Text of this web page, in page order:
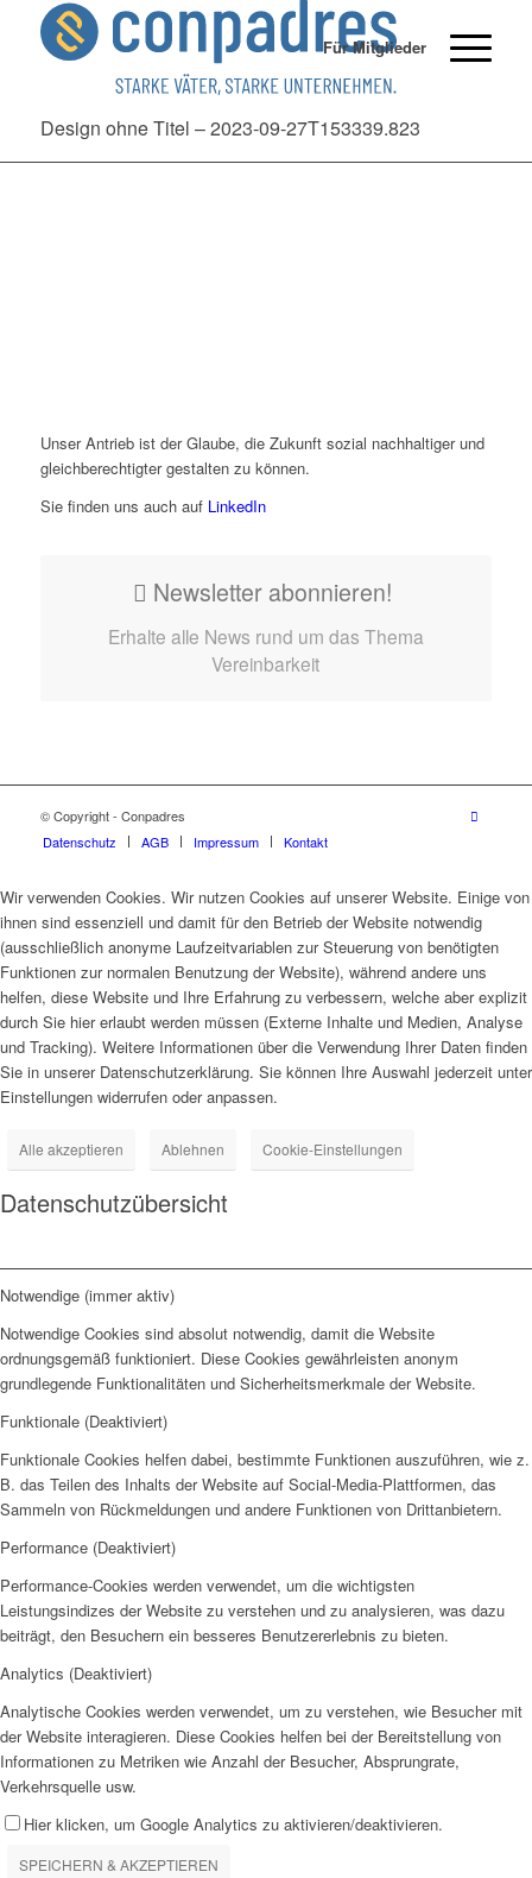
Für Mitglieder
Design ohne Titel – 2023-09-27T153339.823
Unser Antrieb ist der Glaube, die Zukunft sozial nachhaltiger und
gleichberechtigter gestalten zu können.
Sie finden uns auch aufLinkedIn
Newsletter abonnieren!
Erhalte alle News rund um das Thema
Vereinbarkeit
© Copyright - Conpadres
Datenschutz
AGB Impressum Kontakt
Wir verwenden Cookies. Wir nutzen Cookies auf unserer Website. Einige von
ihnen sind essenziell und damit für den Betrieb der Website notwendig
(ausschließlich anonyme Laufzeitvariablen zur Steuerung von benötigten
Funktionen zur normalen Benutzung der Website), während andere uns
helfen, diese Website und Ihre Erfahrung zu verbessern, welche aber explizit
durch Sie hier erlaubt werden müssen (Externe Inhalte und Medien, Analyse
und Tracking). Weitere Informationen über die Verwendung Ihrer Daten finden
Sie in unserer Datenschutzerklärung. Sie können Ihre Auswahl jederzeit unter
Einstellungen widerrufen oder anpassen.
Alle akzeptieren Ablehnen Cookie-Einstellungen
Datenschutzübersicht
Notwendige (immer aktiv)
Notwendige Cookies sind absolut notwendig, damit die Website
ordnungsgemäß funktioniert. Diese Cookies gewährleisten anonym
grundlegende Funktionalitäten und Sicherheitsmerkmale der Website.
Funktionale (Deaktiviert)
Funktionale Cookies helfen dabei, bestimmte Funktionen auszuführen, wie z.
B. das Teilen des Inhalts der Website auf Social-Media-Plattformen, das
Sammeln von Rückmeldungen und andere Funktionen von Drittanbietern.
Performance (Deaktiviert)
Performance-Cookies werden verwendet, um die wichtigsten
Leistungsindizes der Website zu verstehen und zu analysieren, was dazu
beiträgt, den Besuchern ein besseres Benutzererlebnis zu bieten.
Analytics (Deaktiviert)
Analytische Cookies werden verwendet, um zu verstehen, wie Besucher mit
der Website interagieren. Diese Cookies helfen bei der Bereitstellung von
Informationen zu Metriken wie Anzahl der Besucher, Absprungrate,
Verkehrsquelle usw.
Hier klicken, um Google Analytics zu aktivieren/deaktivieren.
SPEICHERN & AKZEPTIEREN